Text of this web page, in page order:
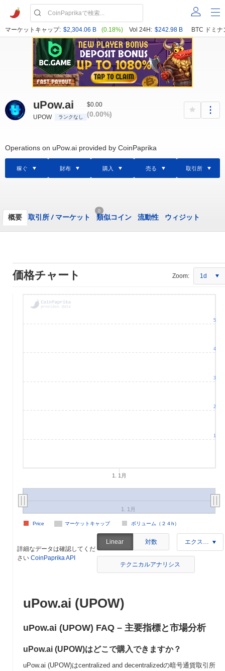
マーケットキャップ: $2,304.06 B (0.18%) Vol 24H: $242.98 B BTC ドミナ
uPow.ai
UPOW ランクなし
$0.00
(0.00%)
Operations on uPow.ai provided by CoinPaprika
稼ぐ 財布 購入 売る 取引所
概要 取引所 /マーケット
0
類似コイン 流動性 ウィジット
価格チャート Zoom: 1d
1. 1月
マーケットキャップ ボリューム（２４h）
Price
1. 1月
1
2
3
4
5
詳細なデータは確認してくだ
さい CoinPaprika API
Linear 対数 エクスポート
テクニカルアナリシス
uPow.ai (UPOW)
uPow.ai (UPOW) FAQ – 主要指標と市場分析
uPow.ai (UPOW)はどこで購入できますか？
uPow.ai (UPOW)はcentralized and decentralizedの暗号通貨取引所